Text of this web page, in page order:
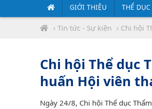
GIỚI THIỆU THỂ DỤC
› Tin tức - Sự kiện › Chi hội
Chi hội Thể dục
huấn Hội viên
Ngày 24/8, Chi hội Thể dục